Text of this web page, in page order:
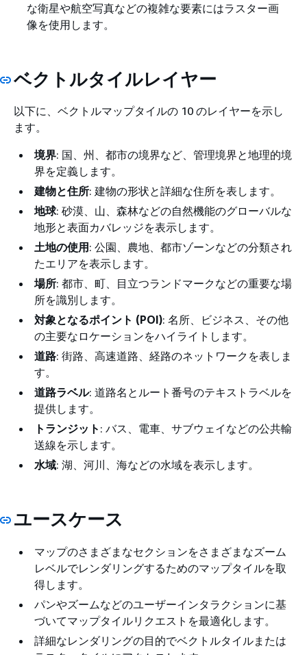
な衛星や航空写真などの複雑な要素にはラスター画
像を使用します。
ベクトルタイルレイヤー
以下に、ベクトルマップタイルの 10 のレイヤーを示し
ます。
境界: 国、州、都市の境界など、管理境界と地理的境
界を定義します。
建物と住所: 建物の形状と詳細な住所を表します。
地球: 砂漠、山、森林などの自然機能のグローバルな
地形と表面カバレッジを表示します。
土地の使用 : 公園、農地、都市ゾーンなどの分類され
たエリアを表示します。
場所: 都市、町、目立つランドマークなどの重要な場
所を識別します。
対象となるポイント (POI): 名所、ビジネス、その他
の主要なロケーションをハイライトします。
道路: 街路、高速道路、経路のネットワークを表しま
す。
道路ラベル: 道路名とルート番号のテキストラベルを
提供します。
トランジット : バス、電車、サブウェイなどの公共輸
送線を示します。
水域: 湖、河川、海などの水域を表示します。
ユースケース
マップのさまざまなセクションをさまざまなズーム
レベルでレンダリングするためのマップタイルを取
得します。
パンやズームなどのユーザーインタラクションに基
づいてマップタイルリクエストを最適化します。
詳細なレンダリングの目的でベクトルタイルまたは